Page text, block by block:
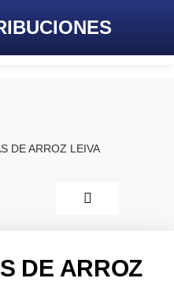
DE ARROZ LEIVA
DE ARROZ